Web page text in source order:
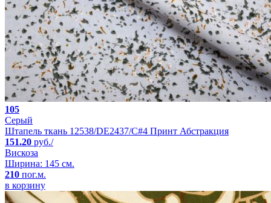
105
Серый
Штапель ткань 12538/DE2437/C#4 Принт Абстракция
151.20 руб./
Вискоза
Ширина: 145 см.
210 пог.м.
в корзину